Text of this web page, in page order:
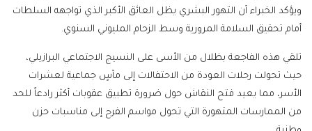
ويؤكد الخبراء أن التهور البشري يظل العائق الأكبر الذي تواجهه السلطات
أمام تحقيق السلامة المرورية وسط الزحام المليوني السنوي.
تلقي هذه الفاجعة بظلال من الأسى على النسيج الاجتماعي البرازيلي،
حيث تحولت رحلات العودة من الاحتفالات إلى مآسٍ جماعية لعشرات
الأسر، مما يعيد فتح النقاش حول ضرورة تطبيق عقوبات أكثر رادعاً للحد
من الممارسات المتهورة التي تحول مواسم الفرح إلى مناسبات حزن